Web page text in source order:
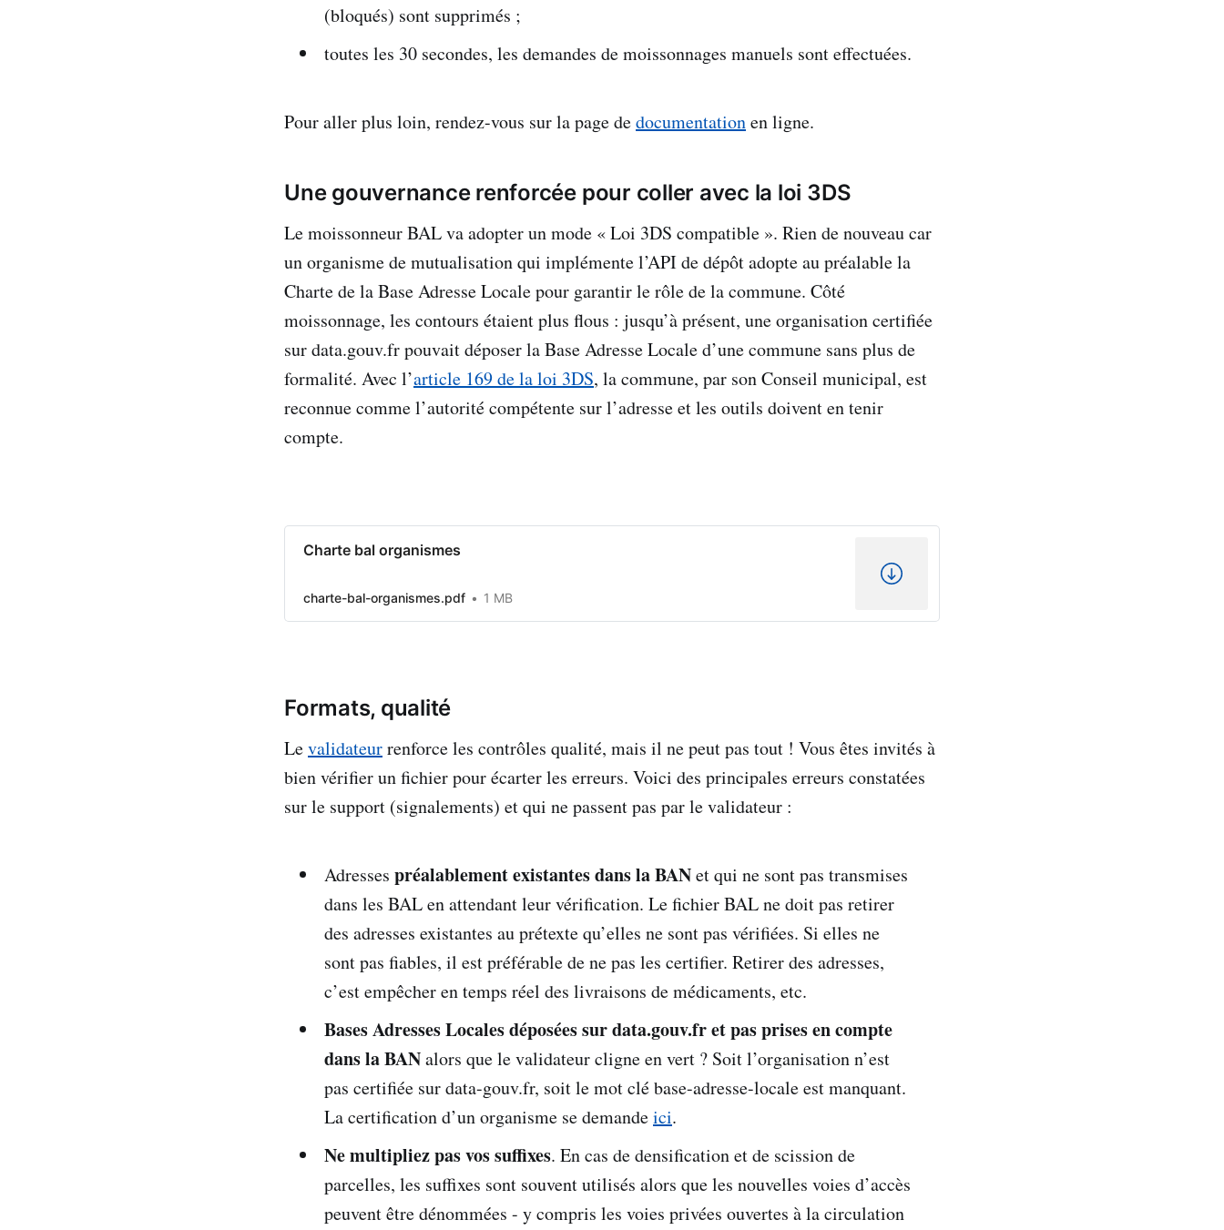
(bloqués) sont supprimés ;
toutes les 30 secondes, les demandes de moissonnages manuels sont effectuées.
Pour aller plus loin, rendez-vous sur la page dedocumentationen ligne.
Une gouvernance renforcée pour coller avec la loi 3DS
Le moissonneur BAL va adopter un mode « Loi 3DS compatible ». Rien de nouveau car
un organisme de mutualisation qui implémente l’API de dépôt adopte au préalable la
Charte de la Base Adresse Locale pour garantir le rôle de la commune. Côté
moissonnage, les contours étaient plus flous : jusqu’à présent, une organisation certifiée
sur data.gouv.fr pouvait déposer la Base Adresse Locale d’une commune sans plus de
formalité. Avec l’article 169 de la loi 3DS, la commune, par son Conseil municipal, est
reconnue comme l’autorité compétente sur l’adresse et les outils doivent en tenir
compte.
Charte bal organismes
charte-bal-organismes.pdf 1 MB
Formats, qualité
Levalidateurrenforce les contrôles qualité, mais il ne peut pas tout ! Vous êtes invités à
bien vérifier un fichier pour écarter les erreurs. Voici des principales erreurs constatées
sur le support (signalements) et qui ne passent pas par le validateur :
Adresses préalablement existantes dans la BANet qui ne sont pas transmises
dans les BAL en attendant leur vérification. Le fichier BAL ne doit pas retirer
des adresses existantes au prétexte qu’elles ne sont pas vérifiées. Si elles ne
sont pas fiables, il est préférable de ne pas les certifier. Retirer des adresses,
c’est empêcher en temps réel des livraisons de médicaments, etc.
Bases Adresses Locales déposées sur data.gouv.fr et pas prises en compte
dans la BANalors que le validateur cligne en vert ? Soit l’organisation n’est
pas certifiée sur data-gouv.fr, soit le mot clé base-adresse-locale est manquant.
La certification d’un organisme se demandeici.
Ne multipliez pas vos suffixes. En cas de densification et de scission de
parcelles, les suffixes sont souvent utilisés alors que les nouvelles voies d’accès
peuvent être dénommées - y compris les voies privées ouvertes à la circulation